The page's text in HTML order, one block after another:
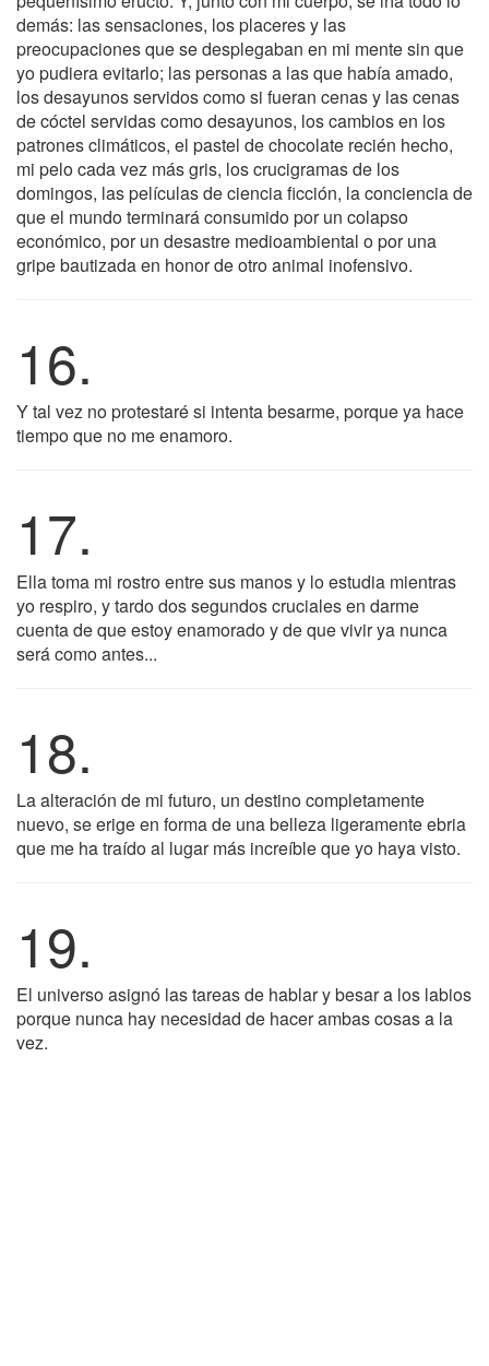
demás: las sensaciones, los placeres y las
preocupaciones que se desplegaban en mi mente sin que
yo pudiera evitarlo; las personas a las que había amado,
los desayunos servidos como si fueran cenas y las cenas
de cóctel servidas como desayunos, los cambios en los
patrones climáticos, el pastel de chocolate recién hecho,
mi pelo cada vez más gris, los crucigramas de los
domingos, las películas de ciencia ficción, la conciencia de
que el mundo terminará consumido por un colapso
económico, por un desastre medioambiental o por una
gripe bautizada en honor de otro animal inofensivo.
16.
Y tal vez no protestaré si intenta besarme, porque ya hace
tiempo que no me enamoro.
17.
Ella toma mi rostro entre sus manos y lo estudia mientras
yo respiro, y tardo dos segundos cruciales en darme
cuenta de que estoy enamorado y de que vivir ya nunca
será como antes...
18.
La alteración de mi futuro, un destino completamente
nuevo, se erige en forma de una belleza ligeramente ebria
que me ha traído al lugar más increíble que yo haya visto.
19.
El universo asignó las tareas de hablar y besar a los labios
porque nunca hay necesidad de hacer ambas cosas a la
vez.